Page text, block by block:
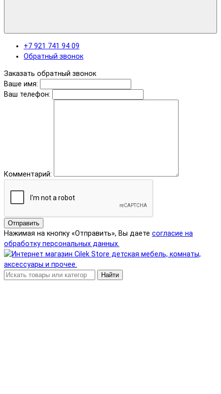
+7 921 741 94 09
Обратный звонок
Заказать обратный звонок
Ваше имя:
Ваш телефон:
Комментарий:
Отправить
Нажимая на кнопку «Отправить», Вы даете согласие на
обработку персональных данных.
Найти